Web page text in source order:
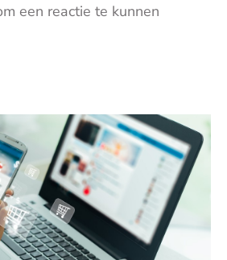
een reactie te kunnen